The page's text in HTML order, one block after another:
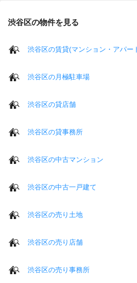
渋谷区の物件を見る
渋谷区の賃貸(マンション・アパー
渋谷区の月極駐車場
渋谷区の貸店舗
渋谷区の貸事務所
渋谷区の中古マンション
渋谷区の中古一戸建て
渋谷区の売り土地
渋谷区の売り店舗
渋谷区の売り事務所